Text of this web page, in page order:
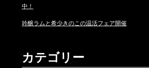
中！
吟醸ラムと希少きのこの温活フェア開催
カテゴリー